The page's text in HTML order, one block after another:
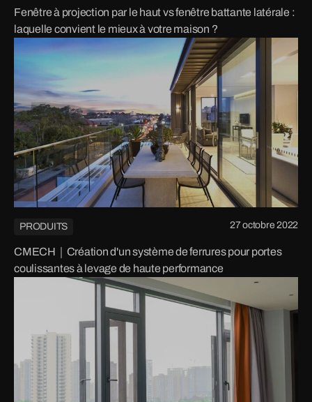
Fenêtre à projection par le haut vs fenêtre battante latérale :
laquelle convient le mieux à votre maison ?
PRODUITS 27 octobre 2022
CMECH｜Création d'un système de ferrures pour portes
coulissantes à levage de haute performance